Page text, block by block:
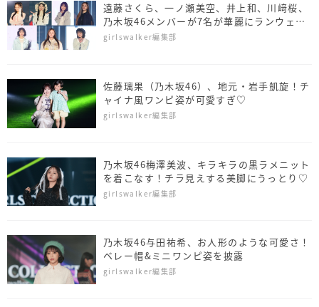
遠藤さくら、一ノ瀬美空、井上和、川﨑桜、
乃木坂46メンバーが7名が華麗にランウェイ
＜TGC 2026 S/S＞
girlswalker編集部
佐藤璃果（乃木坂46）、地元・岩手凱旋！チ
ャイナ風ワンピ姿が可愛すぎ♡
girlswalker編集部
乃木坂46梅澤美波、キラキラの黒ラメニット
を着こなす！チラ見えする美脚にうっとり♡
girlswalker編集部
乃木坂46与田祐希、お人形のような可愛さ！
ベレー帽&ミニワンピ姿を披露
girlswalker編集部